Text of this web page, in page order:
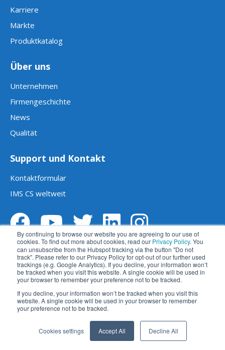
By continuing to browse our website you are agreeing to our use of
cookies. To find out more about cookies, read our Privacy Policy. You
can unsubscribe from the Hubspot tracking via the button "Do not
track". Please refer to our Privacy Policy for opt-out of our further used
trackings (e.g. Google Analytics). If you decline, your information won’t
be tracked when you visit this website. A single cookie will be used in
your browser to remember your preference not to be tracked.
If you decline, your information won’t be tracked when you visit this
website. A single cookie will be used in your browser to remember
your preference not to be tracked.
Cookies settings Accept All Decline All
Karriere
Märkte
Produktkatalog
Über uns
Unternehmen
Firmengeschichte
News
Qualität
Support und Kontakt
Kontaktformular
IMS CS weltweit
Haftungsausschluss
苏ICP备2023014270号
苏公网安备 32059002004414号